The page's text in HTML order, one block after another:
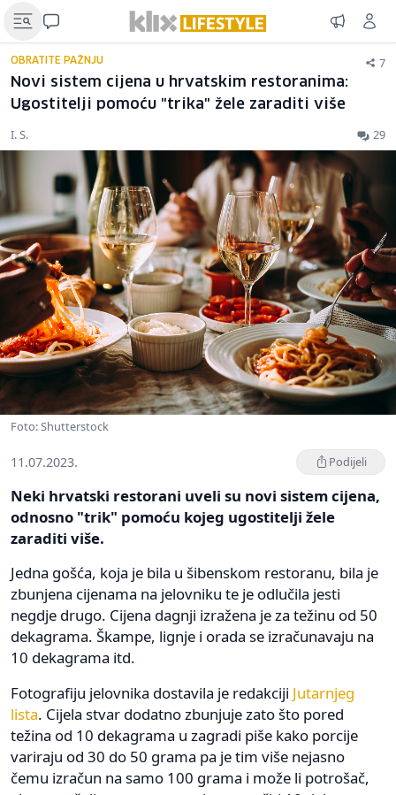
OBRATITE PAŽNJU 7
Novi sistem cijena u hrvatskim restoranima:
Ugostitelji pomoću "trika" žele zaraditi više
I. S. 29
Foto: Shutterstock
11.07.2023. Podijeli
Neki hrvatski restorani uveli su novi sistem cijena,
odnosno "trik" pomoću kojeg ugostitelji žele
zaraditi više.
Jedna gošća, koja je bila u šibenskom restoranu, bila je
zbunjena cijenama na jelovniku te je odlučila jesti
negdje drugo. Cijena dagnji izražena je za težinu od 50
dekagrama. Škampe, lignje i orada se izračunavaju na
10 dekagrama itd.
Fotografiju jelovnika dostavila je redakciji Jutarnjeg
lista. Cijela stvar dodatno zbunjuje zato što pored
težina od 10 dekagrama u zagradi piše kako porcije
variraju od 30 do 50 grama pa je tim više nejasno
čemu izračun na samo 100 grama i može li potrošač,